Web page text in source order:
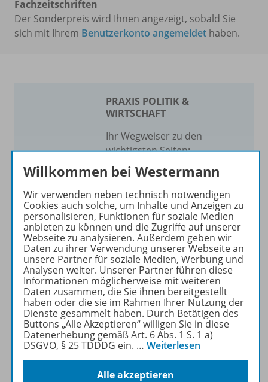
Fachzeitschriften
Der Sonderpreis wird Ihnen angezeigt, sobald Sie
sich mit Ihrem Benutzerkonto angemeldet haben.
PRAXIS POLITIK &
WIRTSCHAFT
Ihr Wegweiser zu den
wichtigsten Seiten:
zu den Abo-Angeboten
zum Zeitschriftenkiosk
zum Online-Archiv
Mehr zur Zeitschrift
Produktinformationen
Beschreibung
Willkommen bei Westermann
Wir verwenden neben technisch notwendigen
Cookies auch solche, um Inhalte und Anzeigen zu
personalisieren, Funktionen für soziale Medien
anbieten zu können und die Zugriffe auf unserer
Webseite zu analysieren. Außerdem geben wir
Daten zu ihrer Verwendung unserer Webseite an
unsere Partner für soziale Medien, Werbung und
Analysen weiter. Unserer Partner führen diese
Informationen möglicherweise mit weiteren
Daten zusammen, die Sie ihnen bereitgestellt
haben oder die sie im Rahmen Ihrer Nutzung der
Dienste gesammelt haben. Durch Betätigen des
Buttons „Alle Akzeptieren“ willigen Sie in diese
Datenerhebung gemäß Art. 6 Abs. 1 S. 1 a)
DSGVO, § 25 TDDDG ein. … Weiterlesen
Alle akzeptieren